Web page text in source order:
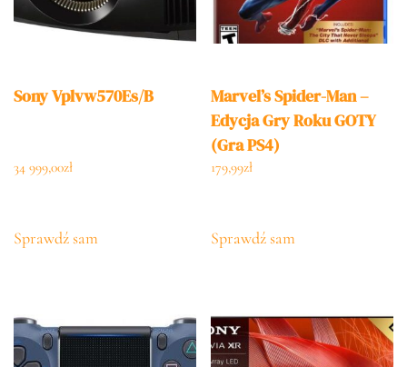
Sony Vplvw570Es/B
34 999,00zł
Sprawdź sam
Marvel’s Spider-Man –
Edycja Gry Roku GOTY
(Gra PS4)
179,99zł
Sprawdź sam